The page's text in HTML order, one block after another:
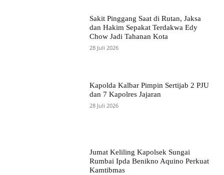
Sakit Pinggang Saat di Rutan, Jaksa
dan Hakim Sepakat Terdakwa Edy
Chow Jadi Tahanan Kota
28 Juli 2026
Kapolda Kalbar Pimpin Sertijab 2 PJU
dan 7 Kapolres Jajaran
28 Juli 2026
Jumat Keliling Kapolsek Sungai
Rumbai Ipda Benikno Aquino Perkuat
Kamtibmas